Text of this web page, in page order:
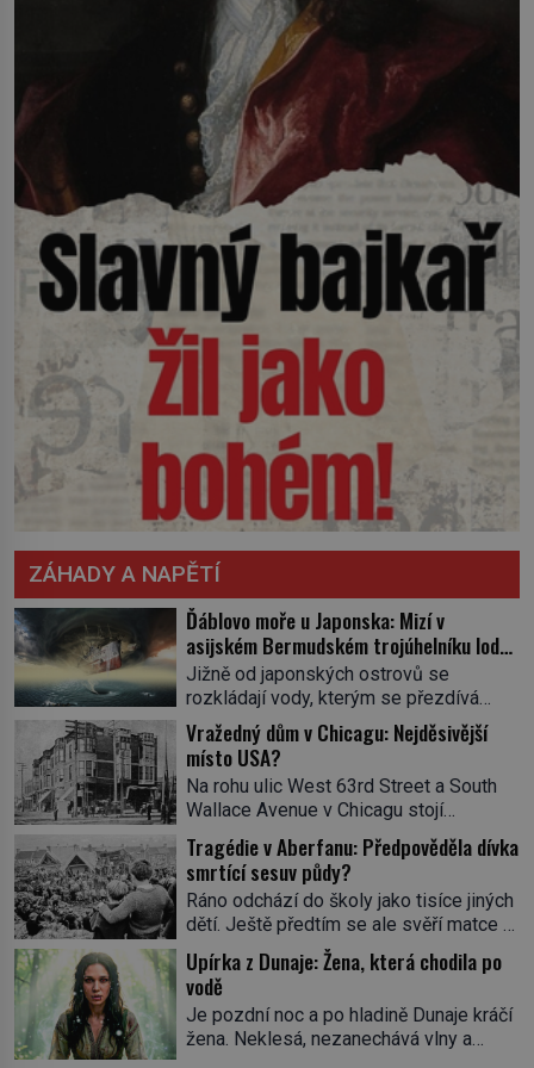
ZÁHADY A NAPĚTÍ
Ďáblovo moře u Japonska: Mizí v
asijském Bermudském trojúhelníku lodě
ve spárech neznámé síly?
Jižně od japonských ostrovů se
rozkládají vody, kterým se přezdívá
Ďáblovo moře. Vypráví se o lodích
mizejících beze stopy, podivných
světlech, zrádných proudech i mořských
dracích, kteří měli tyto končiny střežit už
v dávných legendách. Je tichomořský
Dračí trojúhelník skutečně prokletým
místem, nebo se zde jen nebezpečná
příroda proměnila v jednu z
nejpůsobivějších námořních záhad? […]
Vražedný dům v Chicagu: Nejděsivější
místo USA?
Na rohu ulic West 63rd Street a South
Wallace Avenue v Chicagu stojí
nenápadná pošta. Nemá žádný speciální
nápis ani pamětní desku. A přesto prý
místní zaměstnanci neradi chodí do
sklepa. Právě tady totiž sídlil sériový
vrah H. H. Holmes a také
nejpropracovanější past na lidi
v dějinách americké kriminalistiky.
Herman Webster Mudgett (1861–1896)
přijíždí […]
Tragédie v Aberfanu: Předpověděla dívka
smrtící sesuv půdy?
Ráno odchází do školy jako tisíce jiných
dětí. Ještě předtím se ale svěří matce s
podivným snem. Ve škole, kterou dobře
zná, tentokrát nevidí budovu ani
spolužáky. Místo nich se před ní tyčí
cosi temného. O několik hodin později je
mrtvá. Mohla devítiletá Zahlédla vlastní
Upírka z Dunaje: Žena, která chodila po
vodě
Je pozdní noc a po hladině Dunaje kráčí
žena. Neklesá, nezanechává vlny a